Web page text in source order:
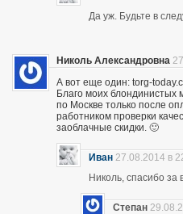
Да уж. Будьте в
Николь Александровна
А вот еще один: torg-
Благо моих блондинистых
по Москве только после
работником проверки
заоблачные скидки. 🙂
Иван 27.08.2014 в
Николь, спасибо за
Степан